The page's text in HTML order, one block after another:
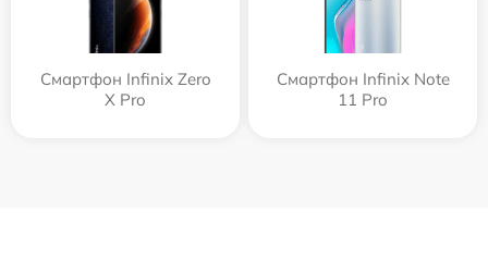
Смартфон Infinix Zero
X Pro
Смартфон Infinix Note
11 Pro